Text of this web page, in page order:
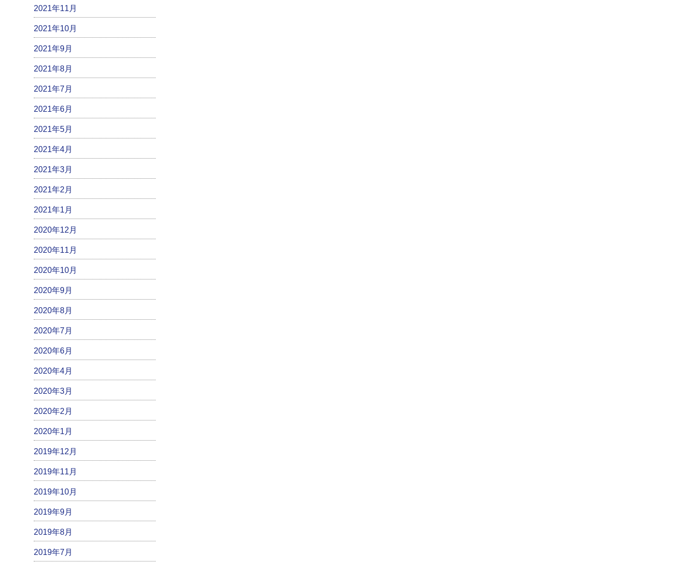
2021年11月
2021年10月
2021年9月
2021年8月
2021年7月
2021年6月
2021年5月
2021年4月
2021年3月
2021年2月
2021年1月
2020年12月
2020年11月
2020年10月
2020年9月
2020年8月
2020年7月
2020年6月
2020年4月
2020年3月
2020年2月
2020年1月
2019年12月
2019年11月
2019年10月
2019年9月
2019年8月
2019年7月